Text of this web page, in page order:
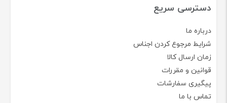
دسترسی سریع
درباره ما
شرایط مرجوع کردن اجناس
زمان ارسال کالا
قوانین و مقررات
پیگیری سفارشات
تماس با ما